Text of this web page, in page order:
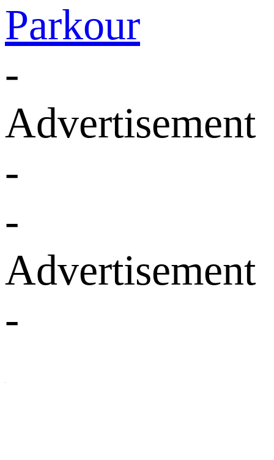
Parkour
-
Advertisement
-
-
Advertisement
-